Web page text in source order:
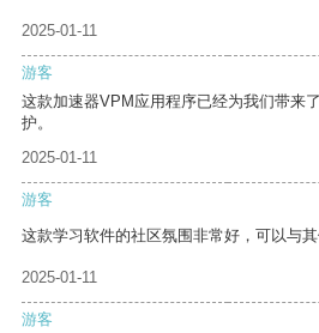
2025-01-11
游客
这款加速器VPM应用程序已经为我们带来
护。
2025-01-11
游客
这款学习软件的社区氛围非常好，可以与其
2025-01-11
游客